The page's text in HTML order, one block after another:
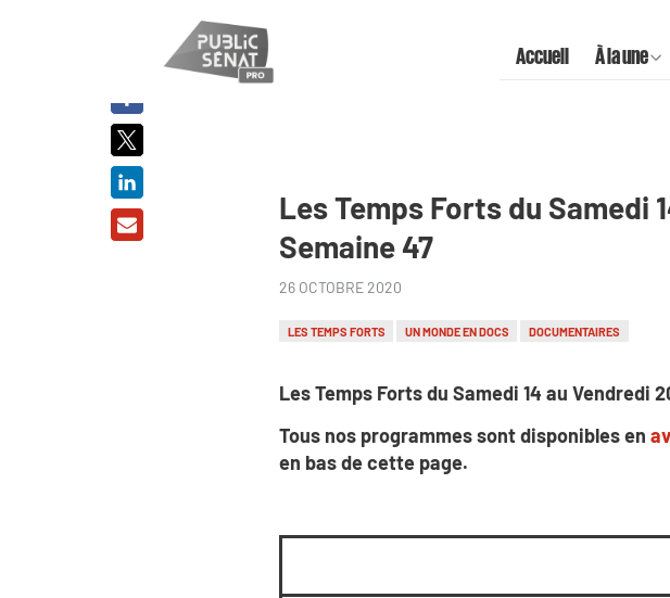
Accueil À la une
Les Temps Forts du Samedi
Semaine 47
26 OCTOBRE 2020
LES TEMPS FORTS UN MONDE EN DOCS DOCUMENTAIRES
Les Temps Forts du Samedi 14 au Vendredi
Tous nos programmes sont disponibles en
en bas de cette page.